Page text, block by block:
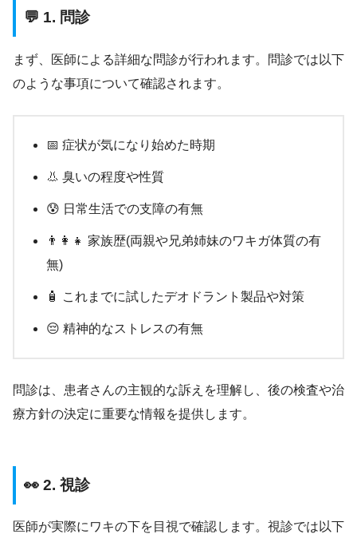
💬 1. 問診
まず、医師による詳細な問診が行われます。問診では以下
のような事項について確認されます。
📅 症状が気になり始めた時期
👃 臭いの程度や性質
😰 日常生活での支障の有無
👨‍👩‍👧 家族歴(両親や兄弟姉妹のワキガ体質の有
無)
🧴 これまでに試したデオドラント製品や対策
😔 精神的なストレスの有無
問診は、患者さんの主観的な訴えを理解し、後の検査や治
療方針の決定に重要な情報を提供します。
👀 2. 視診
医師が実際にワキの下を目視で確認します。視診では以下